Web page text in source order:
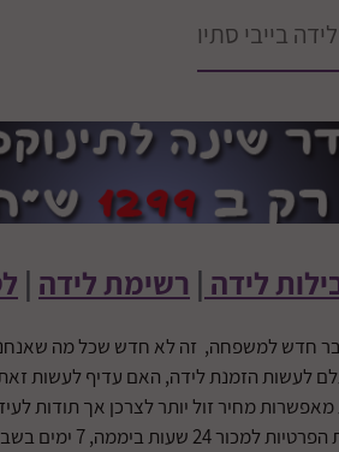
בייבי סתיו
לידה | רשימת לידה |
חדש למשפחה, זה לא חדש שכל מה שאנחנו
לעשות הזמנת לידה, האם עדיף לעשות זאת
מחיר זול יותר לצרכן אך תודות
עידן